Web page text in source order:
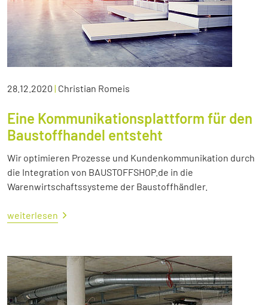
28.12.2020 | Christian Romeis
Eine Kommunikationsplattform für den
Baustoffhandel entsteht
Wir optimieren Prozesse und Kundenkommunikation durch
die Integration von BAUSTOFFSHOP.de in die
Warenwirtschaftssysteme der Baustoffhändler.
weiterlesen